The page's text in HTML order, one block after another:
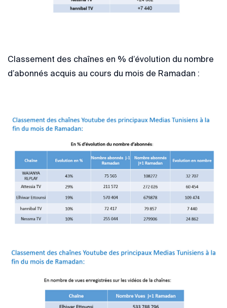
Classement des chaînes en % d’évolution du nombre
d’abonnés acquis au cours du mois de Ramadan :